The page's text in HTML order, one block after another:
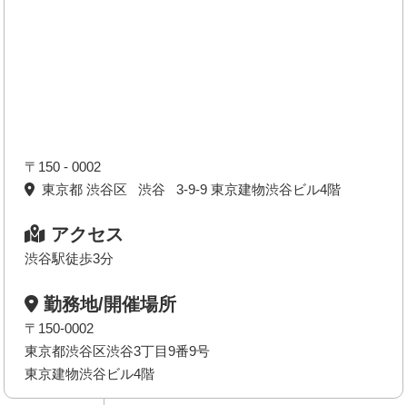
〒150 - 0002
東京都 渋谷区 渋谷 3-9-9 東京建物渋谷ビル4階
アクセス
渋谷駅徒歩3分
勤務地/開催場所
〒150-0002
東京都渋谷区渋谷3丁目9番9号
東京建物渋谷ビル4階